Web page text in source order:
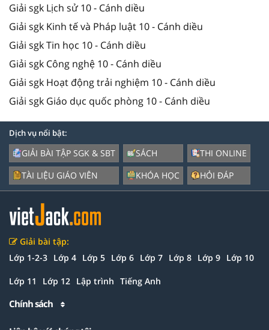
Giải sgk Lịch sử 10 - Cánh diều
Giải sgk Kinh tế và Pháp luật 10 - Cánh diều
Giải sgk Tin học 10 - Cánh diều
Giải sgk Công nghệ 10 - Cánh diều
Giải sgk Hoạt động trải nghiệm 10 - Cánh diều
Giải sgk Giáo dục quốc phòng 10 - Cánh diều
Dịch vụ nổi bật:
GIẢI BÀI TẬP SGK & SBT
TÀI LIỆU GIÁO VIÊN
SÁCH
KHÓA HỌC
THI ONLINE
HỎI ĐÁP
Giải bài tập:
Lớp 1-2-3 Lớp 4 Lớp 5 Lớp 6 Lớp 7 Lớp 8 Lớp 9 Lớp 10
Lớp 11 Lớp 12 Lập trình Tiếng Anh
Chính sách